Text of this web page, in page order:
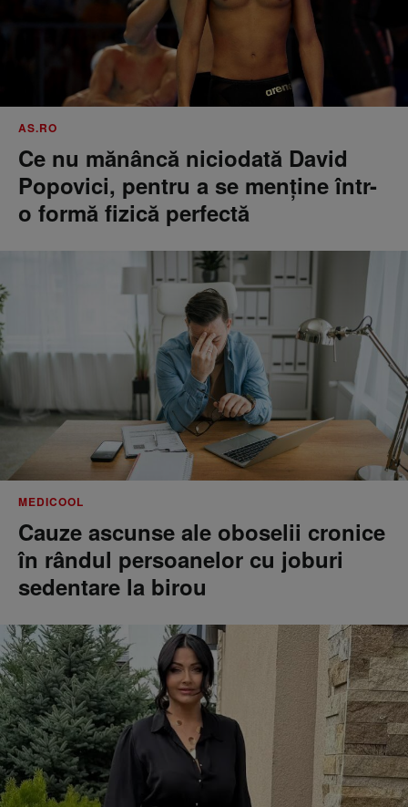
AS.RO
Ce nu mănâncă niciodată David
Popovici, pentru a se menţine într-
o formă fizică perfectă
MEDICOOL
Cauze ascunse ale oboselii cronice
în rândul persoanelor cu joburi
sedentare la birou